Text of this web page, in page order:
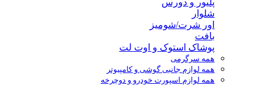
شلوار
اور شرت/شومیز
بافت
پوشاک استوک و اوت لت
همه سرگرمی
همه لوازم جانبی گوشی و کامپیوتر
همه لوازم اسپورت خودرو و دوچرخه